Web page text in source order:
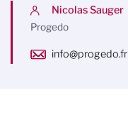
Nicolas Sauger
Progedo
info@progedo.fr